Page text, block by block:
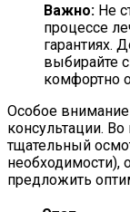
Важно: Не
процессе
гарантиях.
выбирайте
комфортно
Особое внимание
консультации.
тщательный
необходимости),
предложить